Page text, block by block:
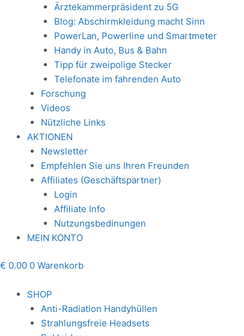
Ärztekammerpräsident zu 5G
Blog: Abschirmkleidung macht Sinn
PowerLan, Powerline und Smartmeter
Handy in Auto, Bus & Bahn
Tipp für zweipolige Stecker
Telefonate im fahrenden Auto
Forschung
Videos
Nützliche Links
AKTIONEN
Newsletter
Empfehlen Sie uns Ihren Freunden
Affiliates (Geschäftspartner)
Login
Affiliate Info
Nutzungsbedinungen
MEIN KONTO
€ 0.00 0 Warenkorb
SHOP
Anti-Radiation Handyhüllen
Strahlungsfreie Headsets